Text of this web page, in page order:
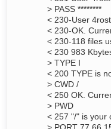
> PASS ********
< 230-User
< 230-OK.
< 230-118 files
< 230 983
> TYPE I
< 200 TYPE is
> CWD /
< 250 OK.
> PWD
< 257 "/" is your